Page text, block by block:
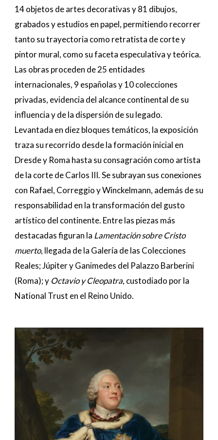
14 objetos de artes decorativas y 81 dibujos,
grabados y estudios en papel, permitiendo recorrer
tanto su trayectoria como retratista de corte y
pintor mural, como su faceta especulativa y teórica.
Las obras proceden de 25 entidades
internacionales, 9 españolas y 10 colecciones
privadas, evidencia del alcance continental de su
influencia y de la dispersión de su legado.
Levantada en diez bloques temáticos, la exposición
traza su recorrido desde la formación inicial en
Dresde y Roma hasta su consagración como artista
de la corte de Carlos III. Se subrayan sus conexiones
con Rafael, Correggio y Winckelmann, además de su
responsabilidad en la transformación del gusto
artístico del continente. Entre las piezas más
destacadas figuran la Lamentación sobre Cristo
muerto, llegada de la Galería de las Colecciones
Reales; Júpiter y Ganimedes del Palazzo Barberini
(Roma); y Octavio y Cleopatra, custodiado por la
National Trust en el Reino Unido.